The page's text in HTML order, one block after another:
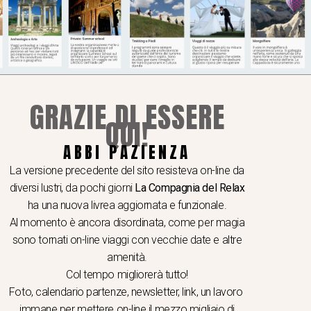
e seminari
e viaggi video e fotografici
School
& gastronomia
in caicco
dello Spirito
e Arte
GRAZIE DI ESSERE
QUI!
ABBI PAZIENZA
La versione precedente del sito resisteva on-line da
diversi lustri, da pochi giorni La Compagnia del Relax
ha una nuova livrea aggiornata e funzionale.
Al momento è ancora disordinata, come per magia
sono tornati on-line viaggi con vecchie date e altre
amenità.
Col tempo migliorerà tutto!
Foto, calendario partenze, newsletter, link, un lavoro